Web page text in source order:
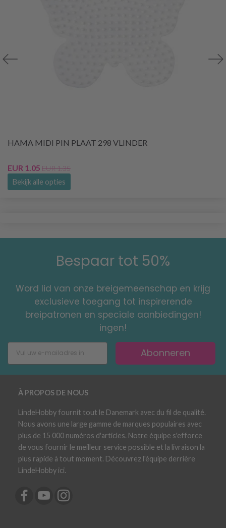
HAMA MIDI PIN PLAAT 298 VLINDER
EUR 1.05 EUR 1.35
Bekijk alle opties
Bespaar tot 50%
Word lid van onze breigemeenschap en krijg
exclusieve toegang tot inspirerende
breipatronen en speciale aanbiedingen!
ingen!
Abonneren
À PROPOS DE NOUS
LindeHobby fournit tout le Danemark avec du fil de qualité.
Nous avons une large gamme de marques populaires avec
plus de 15 000 numéros d'articles. Notre équipe s'efforce
de vous fournir le meilleur service possible et la livraison la
plus rapide à tout moment. Découvrez l'équipe derrière
LindeHobby ici.